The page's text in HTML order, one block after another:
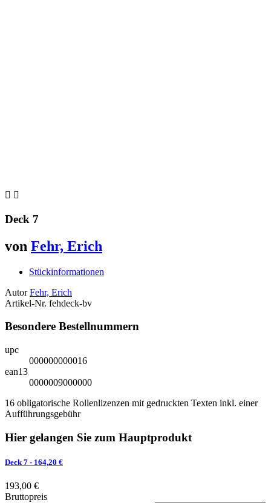
 
Deck 7
von Fehr, Erich
Stückinformationen
Autor Fehr, Erich
Artikel-Nr. fehdeck-bv
Besondere Bestellnummern
upc
000000000016
ean13
0000009000000
16 obligatorische Rollenlizenzen mit gedruckten Texten inkl. einer
Aufführungsgebühr
Hier gelangen Sie zum Hauptprodukt
Deck 7 - 164,20 €
193,00 €
Bruttopreis